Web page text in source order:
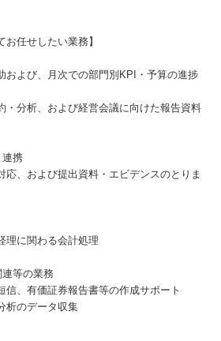
お任せしたい業務】
および、月次での部門別KPI・予算の進捗
・分析、および経営会議に向けた報告資料
連携
応、および提出資料・エビデンスのとりま
理に関わる会計処理
等の業務
信、有価証券報告書等の作成サポート
析のデータ収集